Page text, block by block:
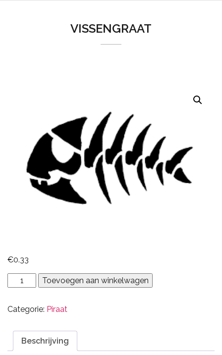
VISSENGRAAT
€0.33
vissengraat
aantal
Toevoegen aan winkelwagen
Categorie: Piraat
Beschrijving